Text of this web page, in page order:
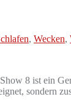
, Wecken,
8 ist ein
sondern